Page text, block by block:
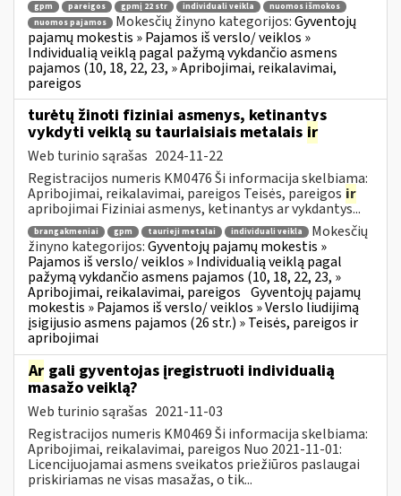
gpm pareigos gpmį 22 str individuali veikla
nuomos išmokos
nuomos pajamos
Mokesčių žinyno kategorijos:Gyventojų
pajamų mokestis » Pajamos iš verslo/ veiklos »
Individualią veiklą pagal pažymą vykdančio asmens
pajamos (10, 18, 22, 23, » Apribojimai, reikalavimai,
pareigos
turėtų žinoti fiziniai asmenys, ketinantys
vykdyti veiklą su tauriaisiais metalais ir
Web turinio sąrašas 2024-11-22
Registracijos numeris KM0476 Ši informacija skelbiama:
Apribojimai, reikalavimai, pareigos Teisės, pareigos ir
apribojimai Fiziniai asmenys, ketinantys ar vykdantys...
brangakmeniai gpm taurieji metalai individuali veikla
Mokesčių
žinyno kategorijos:Gyventojų pajamų mokestis »
Pajamos iš verslo/ veiklos » Individualią veiklą pagal
pažymą vykdančio asmens pajamos (10, 18, 22, 23, »
Apribojimai, reikalavimai, pareigos Gyventojų pajamų
mokestis » Pajamos iš verslo/ veiklos » Verslo liudijimą
įsigijusio asmens pajamos (26 str.) » Teisės, pareigos ir
apribojimai
Ar gali gyventojas įregistruoti individualią
masažo veiklą?
Web turinio sąrašas 2021-11-03
Registracijos numeris KM0469 Ši informacija skelbiama:
Apribojimai, reikalavimai, pareigos Nuo 2021-11-01:
Licencijuojamai asmens sveikatos priežiūros paslaugai
priskiriamas ne visas masažas, o tik...